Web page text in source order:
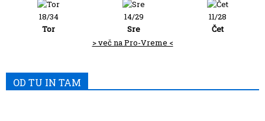
18/34
Tor
14/29
Sre
11/28
Čet
> več na Pro-Vreme <
OD TU IN TAM